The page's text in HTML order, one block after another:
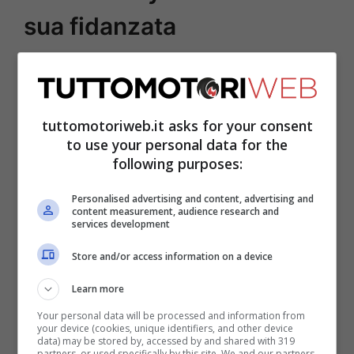
sua fidanzata
La bellissima,
qualche anno, la nuova compagna del
pilota Alpha Tauri. Il francese, era
tuttomotoriweb.it asks for your consent
to use your personal data for the
following purposes:
Personalised advertising and content, advertising and
content measurement, audience research and
services development
Store and/or access information on a device
Learn more
Your personal data will be processed and information from
your device (cookies, unique identifiers, and other device
data) may be stored by, accessed by and shared with 319